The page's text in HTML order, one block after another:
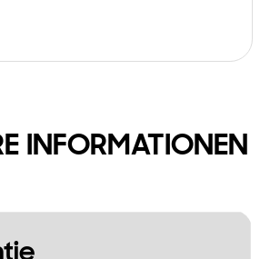
INFORMATIONEN